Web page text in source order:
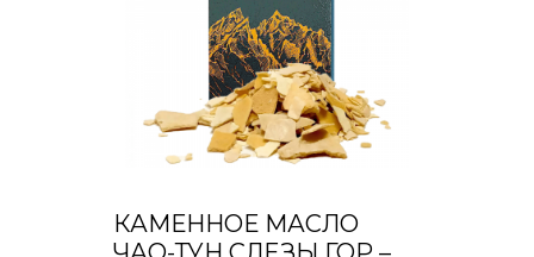
КАМЕННОЕ МАСЛО